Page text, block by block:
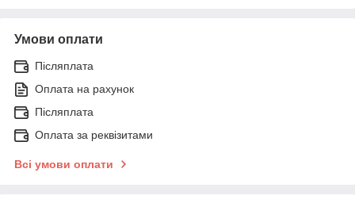
Умови оплати
Післяплата
Оплата на рахунок
Післяплата
Оплата за реквізитами
Всі умови оплати